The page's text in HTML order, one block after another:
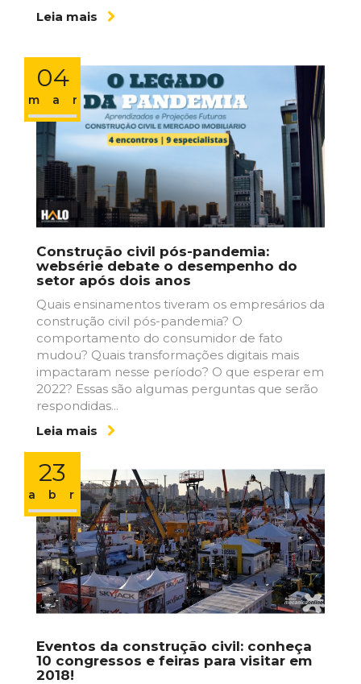
Leia mais
04
mar
Construção civil pós-pandemia:
websérie debate o desempenho do
setor após dois anos
Quais ensinamentos tiveram os empresários da
construção civil pós-pandemia? O
comportamento do consumidor de fato
mudou? Quais transformações digitais mais
impactaram nesse período? O que esperar em
2022? Essas são algumas perguntas que serão
respondidas...
Leia mais
23
abr
Eventos da construção civil: conheça
10 congressos e feiras para visitar em
2018!